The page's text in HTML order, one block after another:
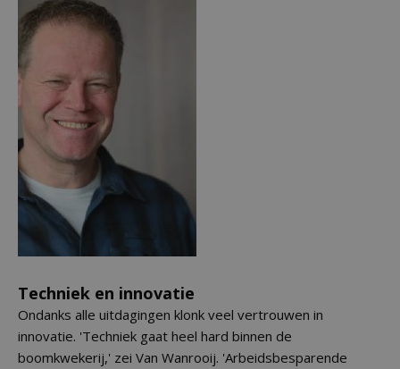
Techniek en innovatie
Ondanks alle uitdagingen klonk veel vertrouwen in
innovatie. 'Techniek gaat heel hard binnen de
boomkwekerij,' zei Van Wanrooij. 'Arbeidsbesparende